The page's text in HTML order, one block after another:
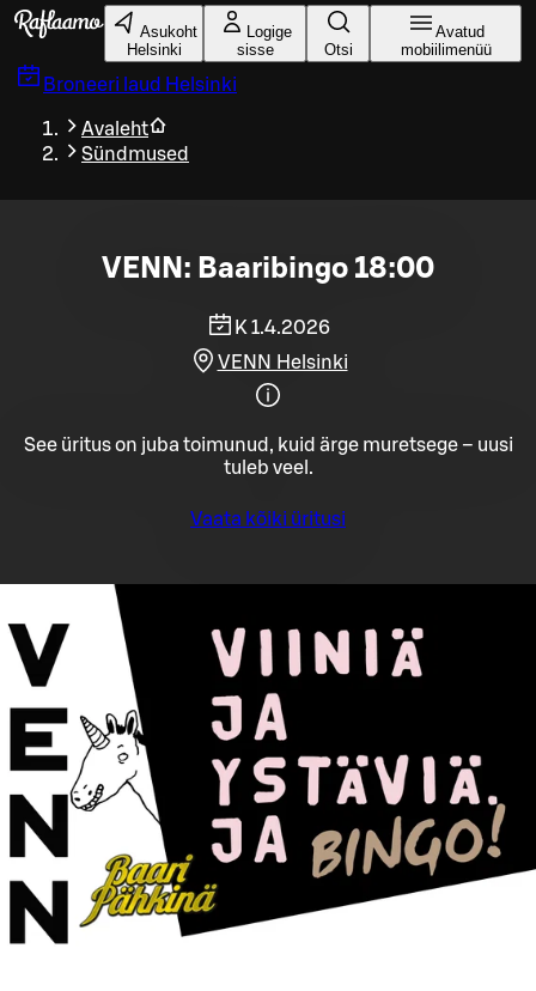
Liigu peamise sisu juurde
Asukoht
Helsinki
Logige
sisse
Otsi
Avatud
mobiilimenüü
Broneeri laud Helsinki
Avaleht
Sündmused
VENN: Baaribingo 18:00
K 1.4.2026
VENN Helsinki
See üritus on juba toimunud, kuid ärge muretsege – uusi
tuleb veel.
Vaata kõiki üritusi